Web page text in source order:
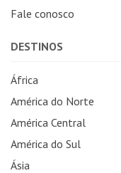
Fale conosco
DESTINOS
África
América do Norte
América Central
América do Sul
Ásia